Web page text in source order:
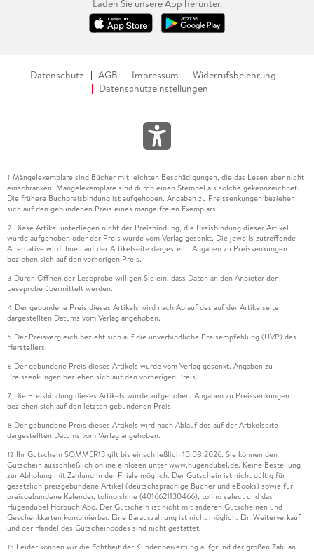
Laden Sie unsere App herunter.
Datenschutz AGB Impressum
Widerrufsbelehrung
Datenschutzeinstellungen
1 Mängelexemplare sind Bücher mit leichten Beschädigungen, die das Lesen aber nicht
einschränken. Mängelexemplare sind durch einen Stempel als solche gekennzeichnet.
Die frühere Buchpreisbindung ist aufgehoben. Angaben zu Preissenkungen beziehen
sich auf den gebundenen Preis eines mangelfreien Exemplars.
2 Diese Artikel unterliegen nicht der Preisbindung, die Preisbindung dieser Artikel
wurde aufgehoben oder der Preis wurde vom Verlag gesenkt. Die jeweils zutreffende
Alternative wird Ihnen auf der Artikelseite dargestellt. Angaben zu Preissenkungen
beziehen sich auf den vorherigen Preis.
3 Durch Öffnen der Leseprobe willigen Sie ein, dass Daten an den Anbieter der
Leseprobe übermittelt werden.
4 Der gebundene Preis dieses Artikels wird nach Ablauf des auf der Artikelseite
dargestellten Datums vom Verlag angehoben.
5 Der Preisvergleich bezieht sich auf die unverbindliche Preisempfehlung (UVP) des
Herstellers.
6 Der gebundene Preis dieses Artikels wurde vom Verlag gesenkt. Angaben zu
Preissenkungen beziehen sich auf den vorherigen Preis.
7 Die Preisbindung dieses Artikels wurde aufgehoben. Angaben zu Preissenkungen
beziehen sich auf den letzten gebundenen Preis.
8 Der gebundene Preis dieses Artikels wird nach Ablauf des auf der Artikelseite
dargestellten Datums vom Verlag angehoben.
12 Ihr Gutschein SOMMER13 gilt bis einschließlich 10.08.2026. Sie können den
Gutschein ausschließlich online einlösen unter www.hugendubel.de. Keine Bestellung
zur Abholung mit Zahlung in der Filiale möglich. Der Gutschein ist nicht gültig für
gesetzlich preisgebundene Artikel (deutschsprachige Bücher und eBooks) sowie für
preisgebundene Kalender, tolino shine (4016621130466), tolino select und das
Hugendubel Hörbuch Abo. Der Gutschein ist nicht mit anderen Gutscheinen und
Geschenkkarten kombinierbar. Eine Barauszahlung ist nicht möglich. Ein Weiterverkauf
und der Handel des Gutscheincodes sind nicht gestattet.
15 Leider können wir die Echtheit der Kundenbewertung aufgrund der großen Zahl an